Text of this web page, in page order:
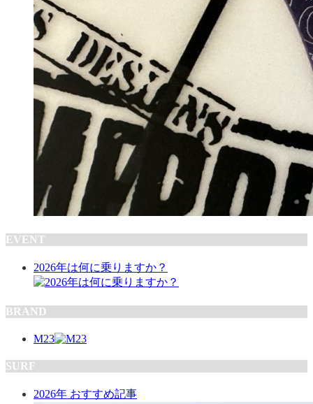
EVENT
2026年は何に乗りますか？
BRAND
M23
SURF
2026年 おすすめ記事